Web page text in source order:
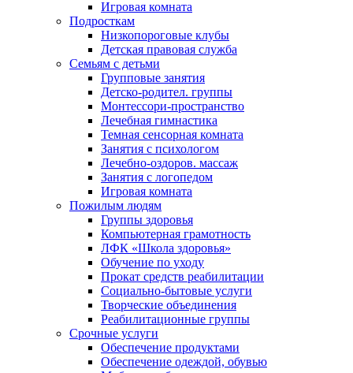
Игровая комната
Подросткам
Низкопороговые клубы
Детская правовая служба
Семьям с детьми
Групповые занятия
Детско-родител. группы
Монтессори-пространство
Лечебная гимнастика
Темная сенсорная комната
Занятия с психологом
Лечебно-оздоров. массаж
Занятия с логопедом
Игровая комната
Пожилым людям
Группы здоровья
Компьютерная грамотность
ЛФК «Школа здоровья»
Обучение по уходу
Прокат средств реабилитации
Социально-бытовые услуги
Творческие объединения
Реабилитационные группы
Срочные услуги
Обеспечение продуктами
Обеспечение одеждой, обувью